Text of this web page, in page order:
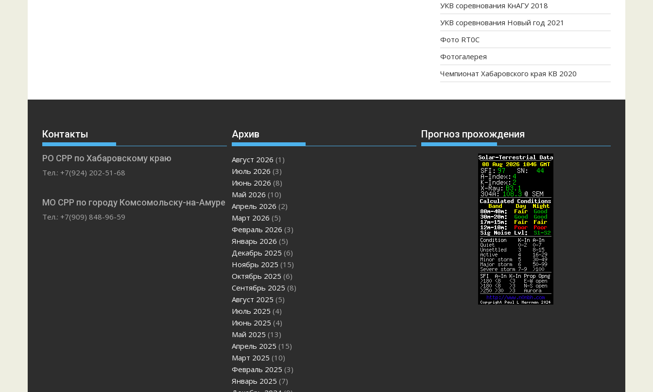
УКВ соревнования КнАГУ 2018
УКВ соревнования Новый год 2021
Фото RT0C
Фотогалерея
Чемпионат Хабаровского края КВ 2020
Контакты
РО СРР по Хабаровскому краю
Тел.: +7(924) 202-51-68
МО СРР по городу Комсомольску-на-Амуре
Тел.: +7(909) 848-96-59
Архив
Август 2026 (1)
Июль 2026 (3)
Июнь 2026 (8)
Май 2026 (10)
Апрель 2026 (2)
Март 2026 (5)
Февраль 2026 (3)
Январь 2026 (5)
Декабрь 2025 (6)
Ноябрь 2025 (15)
Октябрь 2025 (6)
Сентябрь 2025 (8)
Август 2025 (5)
Июль 2025 (4)
Июнь 2025 (4)
Май 2025 (13)
Апрель 2025 (15)
Март 2025 (10)
Февраль 2025 (3)
Январь 2025 (7)
Прогноз прохождения